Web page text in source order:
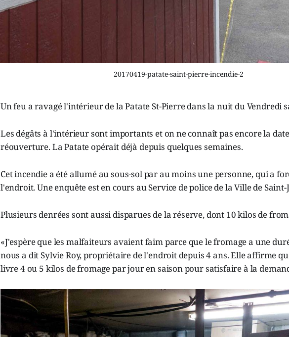
20170419-patate-saint-pierre-incendie-2
Un feu a ravagé l'intérieur de la Patate St-Pierre dans la nuit du Vendredi
Les dégâts à l'intérieur sont importants et on ne connaît pas encore la
réouverture. La Patate opérait déjà depuis quelques semaines.
Cet incendie a été allumé au sous-sol par au moins une personne, qui a
l'endroit. Une enquête est en cours au Service de police de la Ville de Saint-
Plusieurs denrées sont aussi disparues de la réserve, dont 10 kilos de
«J'espère que les malfaiteurs avaient faim parce que le fromage a une
nous a dit Sylvie Roy, propriétaire de l'endroit depuis 4 ans. Elle affirme
livre 4 ou 5 kilos de fromage par jour en saison pour satisfaire à la